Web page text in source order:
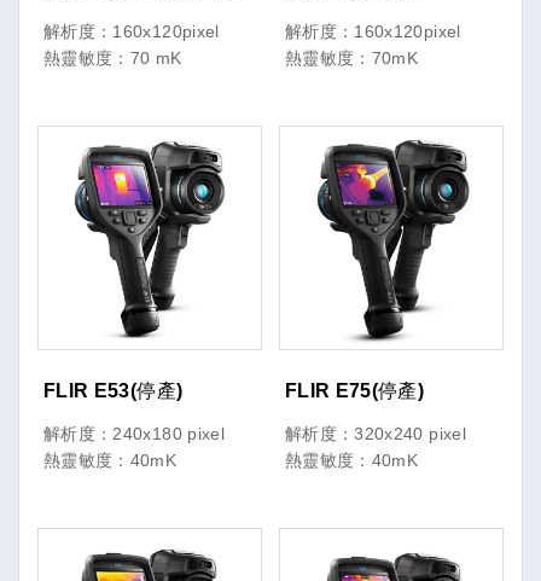
解析度：160x120pixel
熱靈敏度：70 mK
解析度：160x120pixel
熱靈敏度：70mK
FLIR E53(停產)
解析度：240x180 pixel
熱靈敏度：40mK
FLIR E75(停產)
解析度：320x240 pixel
熱靈敏度：40mK